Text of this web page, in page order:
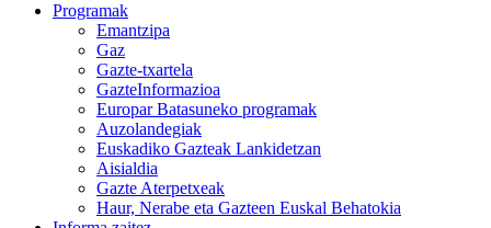
Programak
Emantzipa
Gaz
Gazte-txartela
GazteInformazioa
Europar Batasuneko programak
Auzolandegiak
Euskadiko Gazteak Lankidetzan
Aisialdia
Gazte Aterpetxeak
Haur, Nerabe eta Gazteen Euskal Behatokia